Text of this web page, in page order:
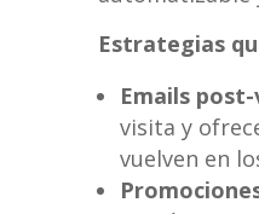
Estrategias
Emails
visita y
vuelven en